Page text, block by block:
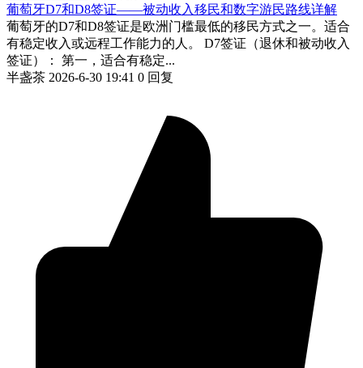
葡萄牙D7和D8签证——被动收入移民和数字游民路线详解
葡萄牙的D7和D8签证是欧洲门槛最低的移民方式之一。适合
有稳定收入或远程工作能力的人。 D7签证（退休和被动收入
签证）： 第一，适合有稳定...
半盏茶 2026-6-30 19:41 0 回复